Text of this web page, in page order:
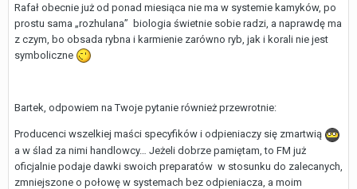
Rafał obecnie już od ponad miesiąca nie ma w systemie kamyków, po
prostu sama „rozhulana” biologia świetnie sobie radzi, a naprawdę ma
z czym, bo obsada rybna i karmienie zarówno ryb, jak i korali nie jest
symboliczne
Bartek, odpowiem na Twoje pytanie również przewrotnie:
Producenci wszelkiej maści specyfików i odpieniaczy się zmartwią
a w ślad za nimi handlowcy… Jeżeli dobrze pamiętam, to FM już
oficjalnie podaje dawki swoich preparatów w stosunku do zalecanych,
zmniejszone o połowę w systemach bez odpieniacza, a moim